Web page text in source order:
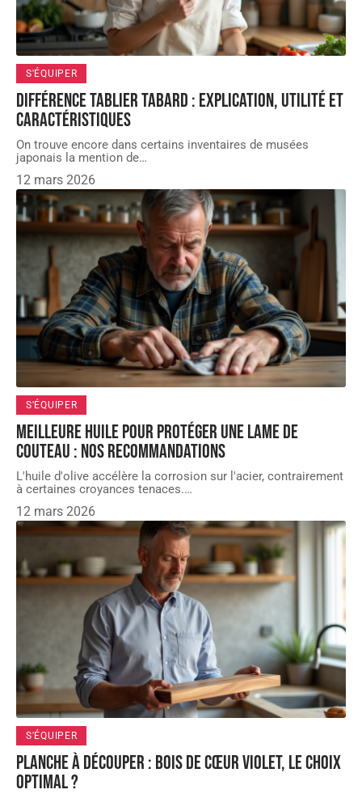
S'ÉQUIPER
Différence tablier tabard : explication, utilité et
caractéristiques
On trouve encore dans certains inventaires de musées
japonais la mention de…
12 mars 2026
S'ÉQUIPER
Meilleure huile pour protéger une lame de
couteau : nos recommandations
L'huile d'olive accélère la corrosion sur l'acier, contrairement
à certaines croyances tenaces.…
12 mars 2026
S'ÉQUIPER
Planche à découper : bois de cœur violet, le choix
optimal ?